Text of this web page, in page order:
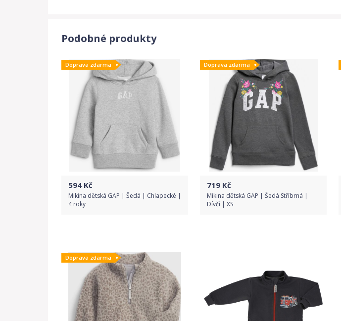
Podobné produkty
Doprava zdarma
594 Kč
Mikina dětská GAP | Šedá | Chlapecké |
4 roky
Detail produktu
Doprava zdarma
719 Kč
Mikina dětská GAP | Šedá Stříbrná |
Dívčí | XS
Doprava zdarma